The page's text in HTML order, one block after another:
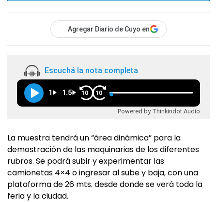
Agregar Diario de Cuyo en
Escuchá la nota completa
1 1.5 10 10
Powered by Thinkindot Audio
La muestra tendrá un “área dinámica” para la
demostración de las maquinarias de los diferentes
rubros. Se podrá subir y experimentar las
camionetas 4×4 o ingresar al sube y baja, con una
plataforma de 26 mts. desde donde se verá toda la
feria y la ciudad.